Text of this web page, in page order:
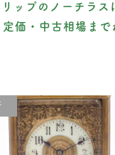
ップのノーチラス
価・中古相場まで